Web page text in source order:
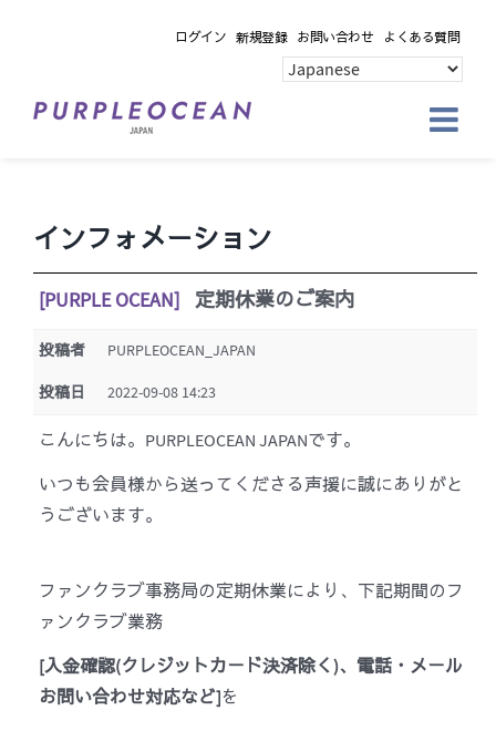
ログイン 新規登録 お問い合わせ よくある質問
インフォメーション
[PURPLE OCEAN] 定期休業のご案内
投稿者 PURPLEOCEAN_JAPAN
投稿日 2022-09-08 14:23
こんにちは。PURPLEOCEAN JAPANです。
いつも会員様から送ってくださる声援に誠にありがと
うございます。
ファンクラブ事務局の定期休業により、下記期間のフ
ァンクラブ業務
[入金確認(クレジットカード決済除く)、電話・メール
お問い合わせ対応など]を